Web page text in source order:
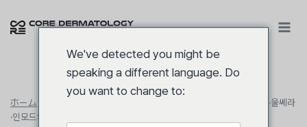
ホーム
올타이트 효과, 써마지·울쎄라
·인모드와 어떻게 다른가요?
We've detected you might be
speaking a different language. Do
you want to change to: